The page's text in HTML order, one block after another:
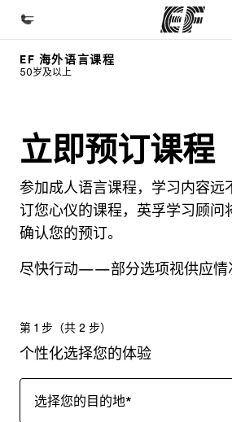
首页
课程
查看所有英孚提供的课程
办公室
查找您附近的办公室
EF 海外语言课程
50岁及以上
立即预订课程
参加成人语言课程，学习内容远
订您心仪的课程，英孚学习顾问
确认您的预订。
尽快行动——部分选项视供应情
第 1 步（共 2 步）
个性化选择您的体验
选择您的目的地*